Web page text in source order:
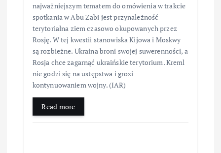
najważniejszym tematem do omówienia w trakcie
spotkania w Abu Zabi jest przynależność
terytorialna ziem czasowo okupowanych przez
Rosję. W tej kwestii stanowiska Kijowa i Moskwy
są rozbieżne. Ukraina broni swojej suwerenności, a
Rosja chce zagarnąć ukraińskie terytorium. Kreml
nie godzi się na ustępstwa i grozi
kontynuowaniem wojny. (IAR)
Read more